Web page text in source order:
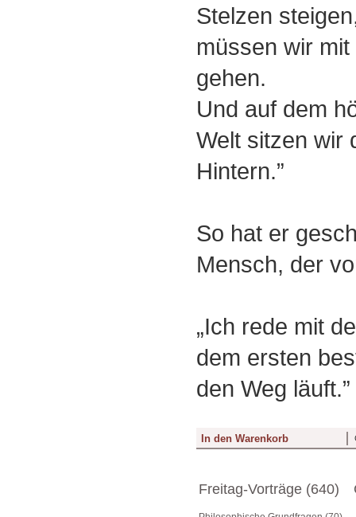
Stelzen
müssen wir
gehen.
Und auf dem
Welt sitzen wir
Hintern.”
So hat er
Mensch, der
„Ich rede mit
dem ersten
den Weg läuft.”
Freitag-Vorträge (640)